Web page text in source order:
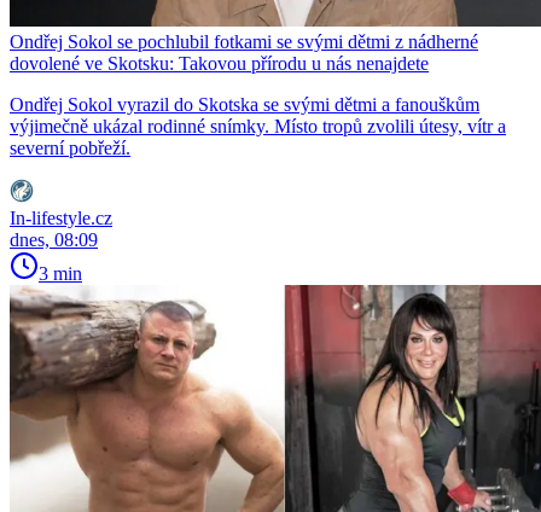
Ondřej Sokol se pochlubil fotkami se svými dětmi z nádherné
dovolené ve Skotsku: Takovou přírodu u nás nenajdete
Ondřej Sokol vyrazil do Skotska se svými dětmi a fanouškům
výjimečně ukázal rodinné snímky. Místo tropů zvolili útesy, vítr a
severní pobřeží.
In-lifestyle.cz
dnes, 08:09
3 min